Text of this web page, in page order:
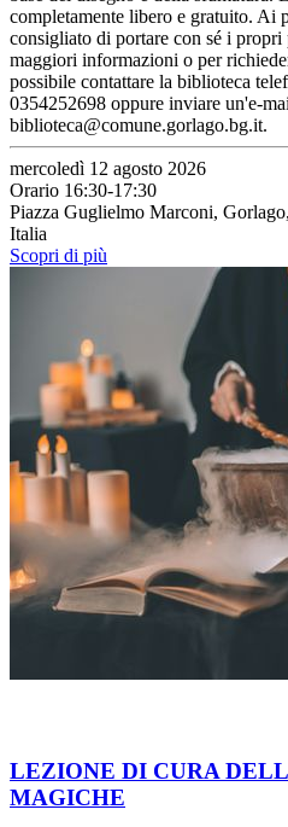
completamente libero e gratuito. Ai
consigliato di portare con sé i
maggiori informazioni o per
possibile contattare la biblioteca
0354252698 oppure inviare un'e-
biblioteca@comune.gorlago.bg.it.
mercoledì 12 agosto 2026
Orario 16:30-17:30
Piazza Guglielmo Marconi,
Italia
Scopri di più
LEZIONE DI CURA
MAGICHE